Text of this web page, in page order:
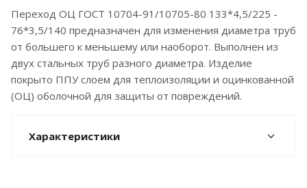
Переход ОЦ ГОСТ 10704-91/10705-80 133*4,5/225 -
76*3,5/140 предназначен для изменения диаметра труб
от большего к меньшему или наоборот. Выполнен из
двух стальных труб разного диаметра. Изделие
покрыто ППУ слоем для теплоизоляции и оцинкованной
(ОЦ) оболочной для защиты от повреждений.
Характеристики